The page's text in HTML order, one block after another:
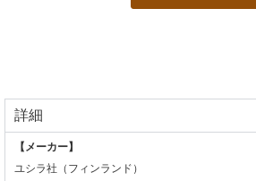
詳細
【メーカー】
ユシラ社（フィンランド）